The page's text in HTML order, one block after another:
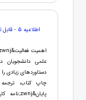
اطلاعیه 5 - قابل توجه داوطلبان آزمون دکتری
علمی
چاپ کتاب،